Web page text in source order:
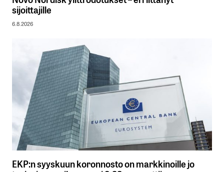
sijoittajille
6.8.2026
EKP:n syyskuun koronnosto on markkinoille jo